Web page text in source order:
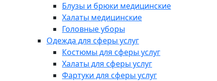
Блузы и брюки медицинские
Халаты медицинские
Головные уборы
Одежда для сферы услуг
Костюмы для сферы услуг
Халаты для сферы услуг
Фартуки для сферы услуг